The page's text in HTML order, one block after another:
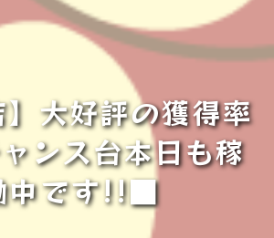
大好評の獲得率
ンス台本日も稼
中です!!■